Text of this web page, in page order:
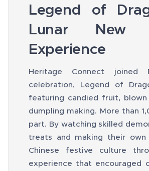
Legend of
Lunar New
Experience
Heritage Connect joined
celebration, Legend of
featuring candied fruit,
dumpling making. More than
part. By watching skilled
treats and making their
Chinese festive culture
experience that encouraged